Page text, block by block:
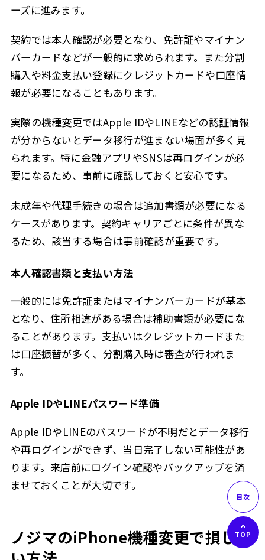
ーズに進みます。
契約では本人確認が必要となり、免許証やマイナン
バーカードなどが一般的に求められます。また分割
購入や料金支払い登録にクレジットカードや口座情
報が必要になることもあります。
実際の機種変更ではApple IDやLINEなどの認証情報
が分からないとデータ移行が進まない場面が多く見
られます。特に金融アプリやSNSは再ログインが必
要になるため、事前に確認しておくと安心です。
未成年や代理手続きの場合は追加書類が必要になる
ケースがあります。契約キャリアごとに条件が異な
るため、該当する場合は事前確認が重要です。
本人確認書類と支払い方法
一般的には免許証またはマイナンバーカードが基本
となり、住所相違がある場合は補助書類が必要にな
ることがあります。支払いはクレジットカードまた
は口座振替が多く、分割購入時は審査が行われま
す。
Apple IDやLINEパスワード準備
Apple IDやLINEのパスワードが不明だとデータ移行
や再ログインができず、当日完了しない可能性があ
ります。来店前にログイン確認やバックアップを済
ませておくことが大切です。
ノジマのiPhone機種変更で損しな